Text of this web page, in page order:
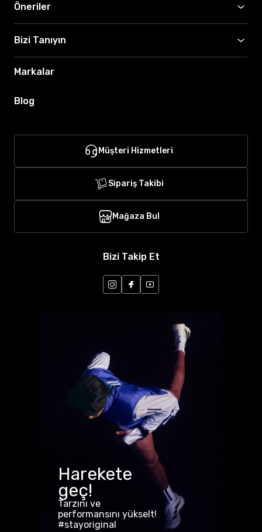
Öneriler
Bizi Tanıyın
Markalar
Blog
Müşteri Hizmetleri
Sipariş Takibi
Mağaza Bul
Bizi Takip Et
Harekete
geç!
Tarzını ve
performansını yükselt!
#stayoriginal